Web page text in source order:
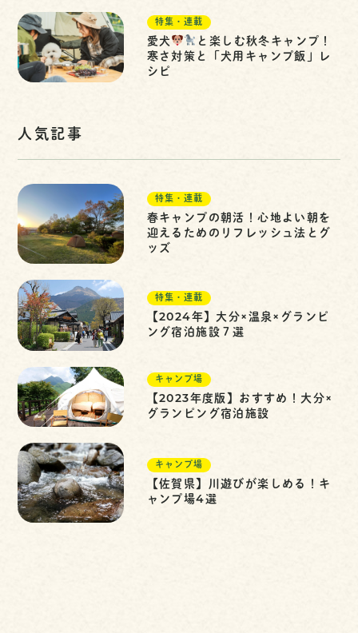
特集・連載
愛犬
と楽しむ秋冬キャンプ！
寒さ対策と「犬用キャンプ飯」レ
シピ
人気記事
特集・連載
春キャンプの朝活！心地よい朝を
迎えるためのリフレッシュ法とグ
ッズ
特集・連載
【2024年】大分×温泉×グランピ
ング宿泊施設７選
キャンプ場
【2023年度版】おすすめ！大分×
グランピング宿泊施設
キャンプ場
【佐賀県】川遊びが楽しめる！キ
ャンプ場4選